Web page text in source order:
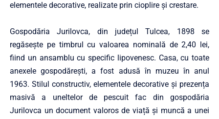
elementele decorative, realizate prin cioplire și crestare.
Gospodăria Jurilovca, din județul Tulcea, 1898 se
regăsește pe timbrul cu valoarea nominală de 2,40 lei,
fiind un ansamblu cu specific lipovenesc. Casa, cu toate
anexele gospodărești, a fost adusă în muzeu în anul
1963. Stilul constructiv, elementele decorative și prezența
masivă a uneltelor de pescuit fac din gospodăria
Jurilovca un document valoros de viață și muncă a unei